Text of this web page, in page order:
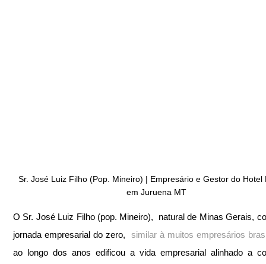
Sr. José Luiz Filho (Pop. Mineiro) | Empresário e Gestor do
em Juruena MT
O Sr. José Luiz Filho (pop. Mineiro),  natural de Minas Gerais,
jornada empresarial do zero, similar à muitos empresários
ao longo dos anos edificou a vida empresarial alinhado a